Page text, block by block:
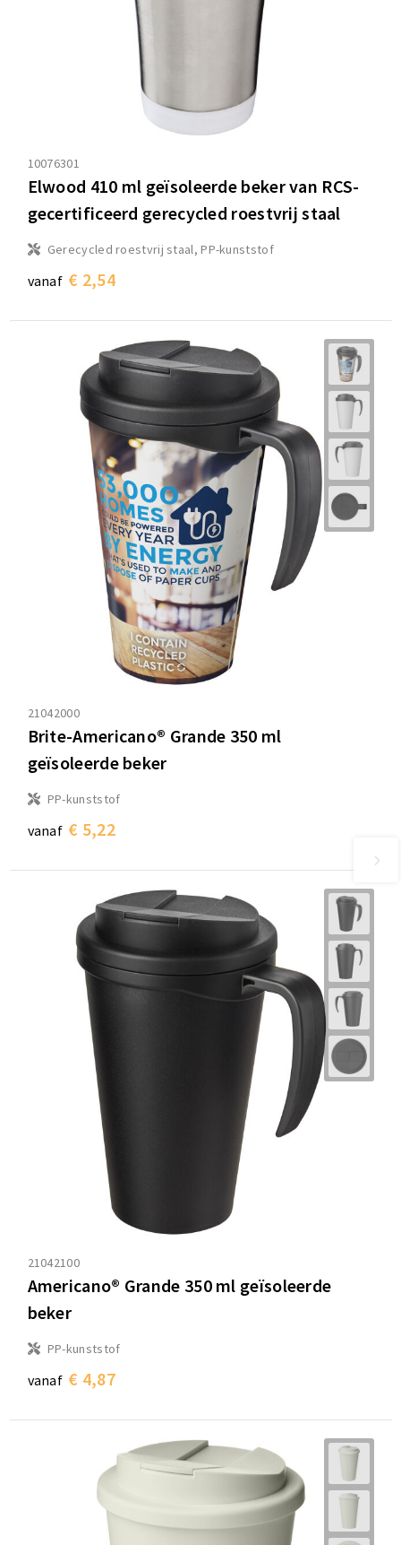
10076301
Elwood 410 ml geïsoleerde beker van RCS-
gecertificeerd gerecycled roestvrij staal
Gerecycled roestvrij staal, PP-kunststof
vanaf € 2,54
21042000
Brite-Americano® Grande 350 ml
geïsoleerde beker
PP-kunststof
vanaf € 5,22
21042100
Americano® Grande 350 ml geïsoleerde
beker
PP-kunststof
vanaf € 4,87